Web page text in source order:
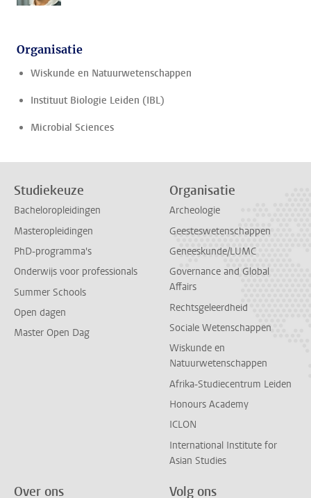
Organisatie
Wiskunde en Natuurwetenschappen
Instituut Biologie Leiden (IBL)
Microbial Sciences
Studiekeuze
Bacheloropleidingen
Masteropleidingen
PhD-programma's
Onderwijs voor professionals
Summer Schools
Open dagen
Master Open Dag
Organisatie
Archeologie
Geesteswetenschappen
Geneeskunde/LUMC
Governance and Global
Affairs
Rechtsgeleerdheid
Sociale Wetenschappen
Wiskunde en
Natuurwetenschappen
Afrika-Studiecentrum Leiden
Honours Academy
ICLON
International Institute for
Asian Studies
Over ons Volg ons